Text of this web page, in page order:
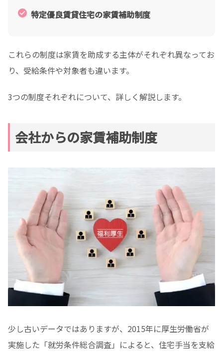
特定優良賃貸住宅の家賃補助制度
これらの制度は家賃を助成する主体がそれぞれ異なってお
り、受給条件や対象者も違います。
3つの制度それぞれについて、詳しく解説します。
会社からの家賃補助制度
少し古いデータではありますが、2015年に厚生労働省が
実施した「就労条件総合調査」によると、住宅手当を支給